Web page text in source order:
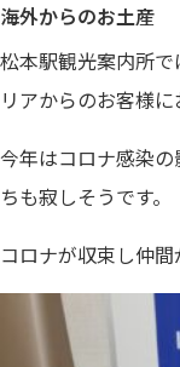
海外からのお土産
松本駅観光案内所
リアからのお客様に
今年はコロナ感染
ちも寂しそうです。
コロナが収束し仲